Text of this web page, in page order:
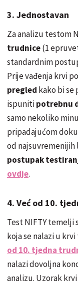
3. Jednostavan
Za analizu testom
trudnice(1
standardnim
Prije vađenja krvi
pregled kako bi se
ispunitipotrebnu
samo nekoliko
pripadajućom
od najsuvremenijih
postupak
ovdje.
4. Već od 10.
Test NIFTY temelji
koja se nalazi u
od 10. tjedna
nalazi dovoljna
analizu. Uzorak